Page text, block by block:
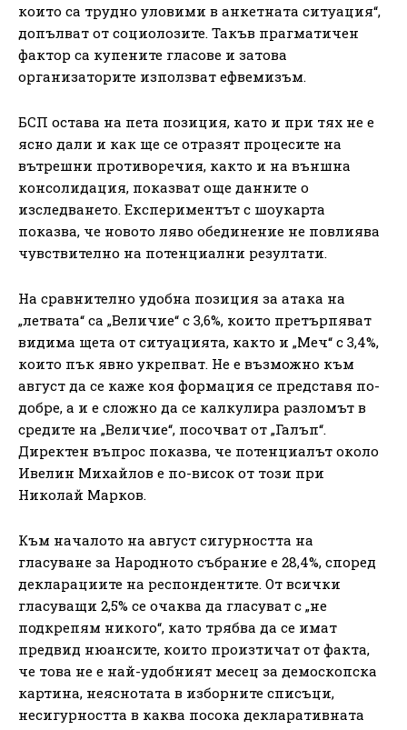
които са трудно уловими в анкетната ситуация“,
допълват от социолозите. Такъв прагматичен
фактор са купените гласове и затова
организаторите използват ефвемизъм.
БСП остава на пета позиция, като и при тях не е
ясно дали и как ще се отразят процесите на
вътрешни противоречия, както и на външна
консолидация, показват още данните о
изследването. Експериментът с шоукарта
показва, че новото ляво обединение не повлиява
чувствително на потенциални резултати.
На сравнително удобна позиция за атака на
„летвата“ са „Величие“ с 3,6%, които претърпяват
видима щета от ситуацията, както и „Меч“ с 3,4%,
които пък явно укрепват. Не е възможно към
август да се каже коя формация се представя по-
добре, а и е сложно да се калкулира разломът в
средите на „Величие“, посочват от „Галъп“.
Директен въпрос показва, че потенциалът около
Ивелин Михайлов е по-висок от този при
Николай Марков.
Към началото на август сигурността на
гласуване за Народното събрание е 28,4%, според
декларациите на респондентите. От всички
гласуващи 2,5% се очаква да гласуват с „не
подкрепям никого“, като трябва да се имат
предвид нюансите, които произтичат от факта,
че това не е най-удобният месец за демоскопска
картина, неяснотата в изборните списъци,
несигурността в каква посока декларативната